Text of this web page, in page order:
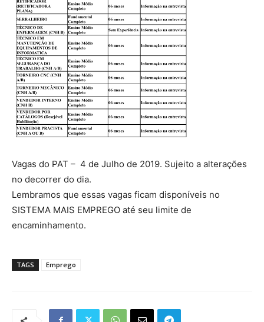
Vagas do PAT – 4 de Julho de 2019. Sujeito a alterações
no decorrer do dia.
Lembramos que essas vagas ficam disponíveis no
SISTEMA MAIS EMPREGO até seu limite de
encaminhamento.
TAGS Emprego